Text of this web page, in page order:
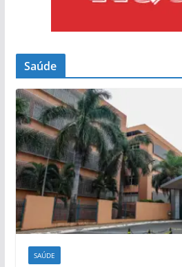
Saúde
SAÚDE